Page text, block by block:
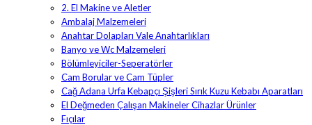
2. El Makine ve Aletler
Ambalaj Malzemeleri
Anahtar Dolapları Vale Anahtarlıkları
Banyo ve Wc Malzemeleri
Bölümleyiciler-Seperatörler
Cam Borular ve Cam Tüpler
Cağ Adana Urfa Kebapçı Şişleri Sırık Kuzu Kebabı Aparatları
El Değmeden Çalışan Makineler Cihazlar Ürünler
Fıçılar